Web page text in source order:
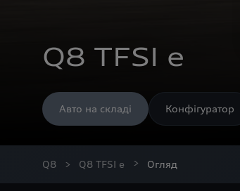
Q8 TFSI e
Авто на складі Конфігуратор
Q8 Q8 TFSI e Огляд